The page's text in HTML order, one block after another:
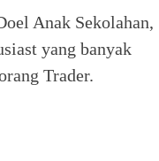
Anak Sekolahan,
yang banyak
Trader.